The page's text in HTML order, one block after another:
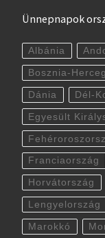
Ünnepnapok
Albánia
Bosznia-
Dánia Dél-
Egyesült
Franciaország
Horvátország
Lengyelország
Marokkó